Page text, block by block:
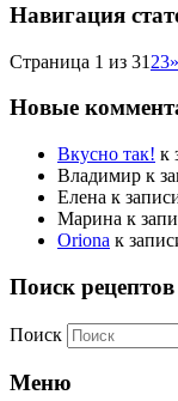
Навигация
Страница 1 из 31 23»
Новые
Вкусно так! к
Владимир к
Елена к
Марина к
Oriona к
Поиск рецептов
Поиск
Меню